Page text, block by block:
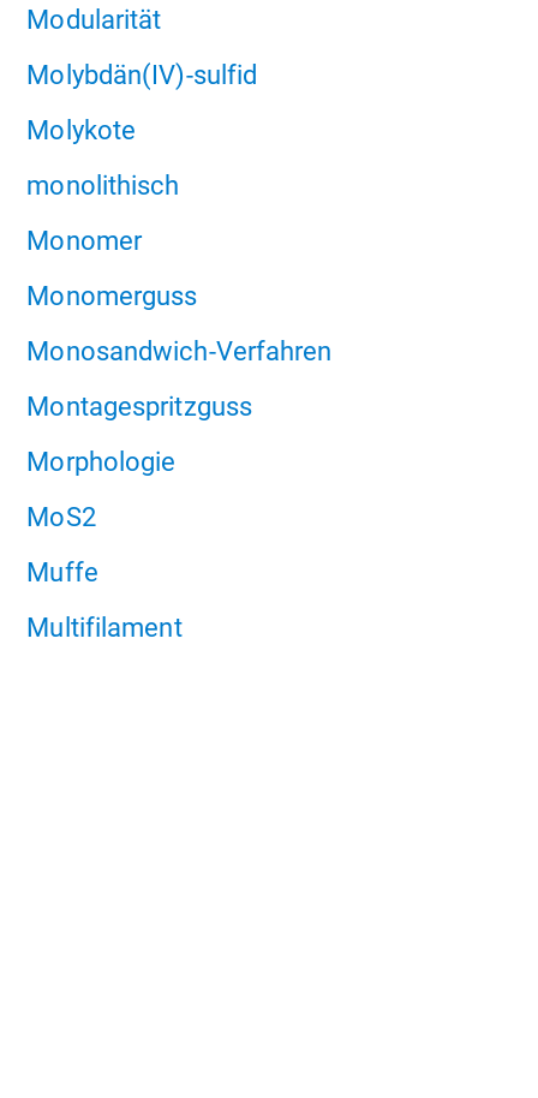
Modularität
Molybdän(IV)-sulfid
Molykote
monolithisch
Monomer
Monomerguss
Monosandwich-Verfahren
Montagespritzguss
Morphologie
MoS2
Muffe
Multifilament